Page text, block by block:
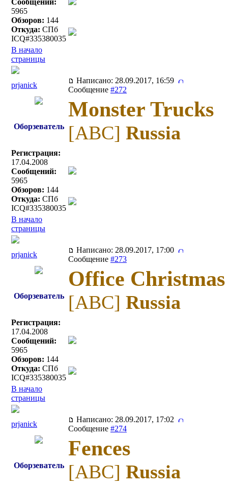
Сообщений:
5965
Обзоров: 144
Откуда: СПб
ICQ#335380035
В начало
страницы
prjanick
Написано: 28.09.2017, 16:59
Сообщение #272
Оборзеватель
Регистрация:
17.04.2008
Сообщений:
5965
Обзоров: 144
Откуда: СПб
ICQ#335380035
Monster Trucks
[ABC] Russia
В начало
страницы
prjanick
Написано: 28.09.2017, 17:00
Сообщение #273
Оборзеватель
Регистрация:
17.04.2008
Сообщений:
5965
Обзоров: 144
Откуда: СПб
ICQ#335380035
Office
[ABC] Russia
В начало
страницы
prjanick
Написано: 28.09.2017, 17:02
Сообщение #274
Оборзеватель
Fences
[ABC] Russia